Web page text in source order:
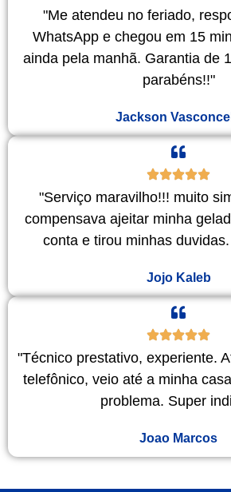
"Me atendeu no feriado,
WhatsApp e chegou em 15
ainda pela manhã. Garantia de
parabéns!!"
Jackson
"Serviço maravilho!!! muito
compensava ajeitar minha
conta e tirou minhas
Jojo Kaleb
"Técnico prestativo, experiente.
telefônico, veio até a minha
problema. Super
Joao Marcos